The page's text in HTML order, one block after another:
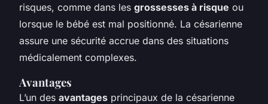
risques, comme dans les grossesses à risque ou
lorsque le bébé est mal positionné. La césarienne
assure une sécurité accrue dans des situations
médicalement complexes.
Avantages
L’un des avantages principaux de la césarienne